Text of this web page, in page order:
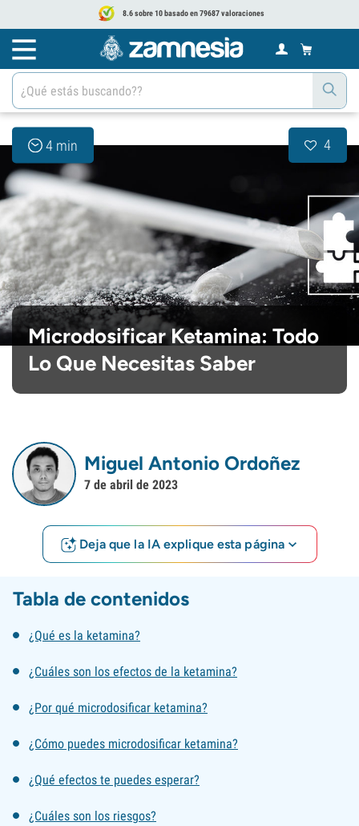
8.6 sobre 10 basado en 79687 valoraciones
4 min 4
Microdosificar Ketamina: Todo
Lo Que Necesitas Saber
Miguel Antonio Ordoñez
7 de abril de 2023
Deja que la IA explique esta página
Tabla de contenidos
¿Qué es la ketamina?
¿Cuáles son los efectos de la ketamina?
¿Por qué microdosificar ketamina?
¿Cómo puedes microdosificar ketamina?
¿Qué efectos te puedes esperar?
¿Cuáles son los riesgos?